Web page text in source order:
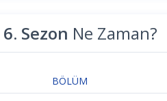
6. Sezon Ne Zaman?
BÖLÜM